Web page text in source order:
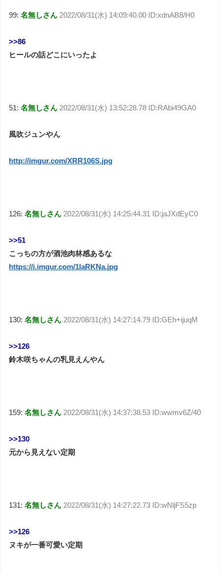
99:名無しさん 2022/08/31(水) 14:09:40.00 ID:xdnAB8/H0
>>86
ヒールの話どこにいったよ
51:名無しさん 2022/08/31(水) 13:52:28.78 ID:RAbi49GA0
風吹ジュンやん
http://imgur.com/XRR106S.jpg
126:名無しさん 2022/08/31(水) 14:25:44.31 ID:jaJXdEyC0
>>51
こっちの方が酒池肉林感あるな
https://i.imgur.com/1laRKNa.jpg
130:名無しさん 2022/08/31(水) 14:27:14.79 ID:GEh+ijuqM
>>126
鈴木咲ちゃんの乳見えんやん
159:名無しさん 2022/08/31(水) 14:37:38.53 ID:wwmv6Z/40
>>130
元から見えない定期
131:名無しさん 2022/08/31(水) 14:27:22.73 ID:wNljFS5zp
>>126
ヌキが一番可愛い定期